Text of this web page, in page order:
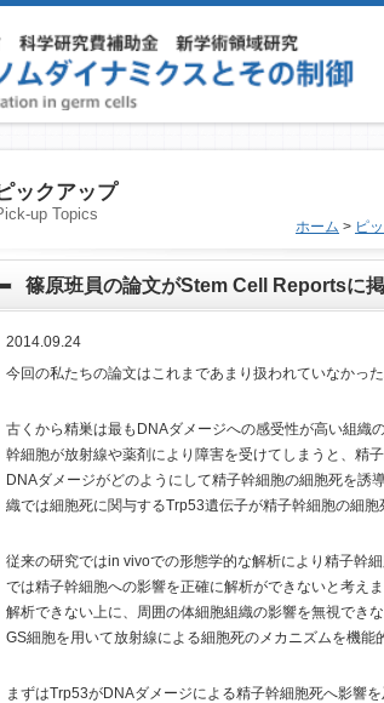
ックアップ
up Topics
ホーム > ピ
篠原班員の論文がStem Cell Reportsに
2014.09.24
今回の私たちの論文はこれまであまり扱われていなかっ
古くから精巣は最もDNAダメージへの感受性が高い組織
幹細胞が放射線や薬剤により障害を受けてしまうと、精
DNAダメージがどのようにして精子幹細胞の細胞死を誘
織では細胞死に関与するTrp53遺伝子が精子幹細胞の細胞
従来の研究ではin vivoでの形態学的な解析により精子幹
では精子幹細胞への影響を正確に解析ができないと考え
解析できない上に、周囲の体細胞組織の影響を無視でき
GS細胞を用いて放射線による細胞死のメカニズムを機能
まずはTrp53がDNAダメージによる精子幹細胞死へ影響